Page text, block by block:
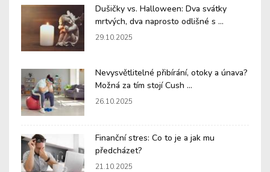
Dušičky vs. Halloween: Dva svátky
mrtvých, dva naprosto odlišné s ...
29.10.2025
Nevysvětlitelné přibírání, otoky a únava?
Možná za tím stojí Cush ...
26.10.2025
Finanční stres: Co to je a jak mu
předcházet?
21.10.2025